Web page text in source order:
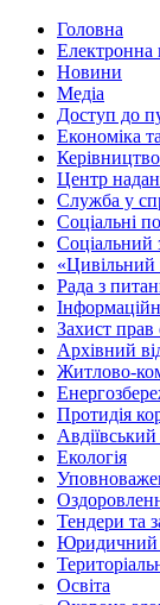
Головна
Електронна
Новини
Медіа
Доступ до
Економіка
Керівництво
Центр
Служба у
Соціальні
Соціальний
«Цивільний
Рада з
Захист прав
Архівний
Житлово-
Протидія
Екологія
Тендери та
Юридичний
Освіта